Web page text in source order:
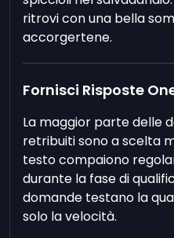
ritrovi con una bella
accorgertene.
Fornisci Risposte
La maggior parte delle
retribuiti sono a scelta
testo compaiono
durante la fase di
domande testano la
solo la velocità.